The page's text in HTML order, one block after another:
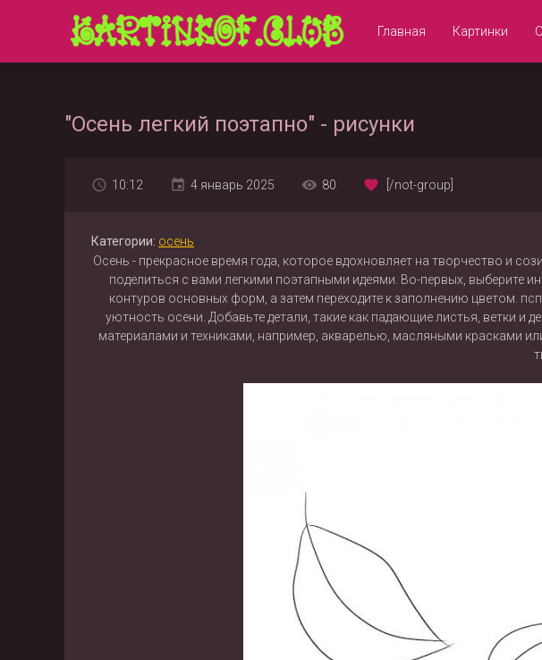
Главная Картинки
"Осень легкий поэтапно" - рисунки
10:12 4 январь 2025 80 [/not-group]
Категории: осень
Осень - прекрасное время года, которое вдохновляет на творчество и
поделиться с вами легкими поэтапными идеями. Во-первых, выберите
контуров основных форм, а затем переходите к заполнению цветом.
уютность осени. Добавьте детали, такие как падающие листья, ветки и
материалами и техниками, например, акварелью, масляными красками